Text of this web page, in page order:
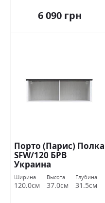
6 090 грн
Порто (Парис) Полка
SFW/120 БРВ
Украина
Ширина
120.0см
Высота
37.0см
Глубина
31.5см